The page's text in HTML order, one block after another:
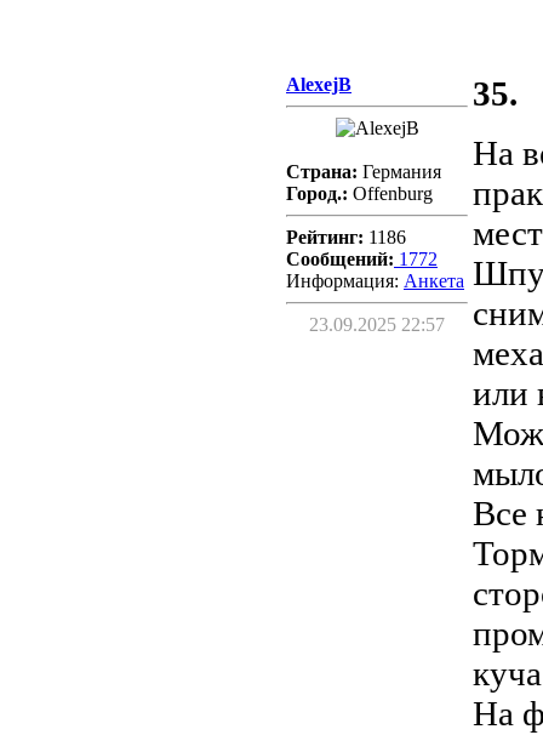
AlexejB
Страна: Германия
Город.: Offenburg
Рейтинг: 1186
Сообщений: 1772
Информация: Aнкета
23.09.2025 22:57
35.
На
или
Все
На